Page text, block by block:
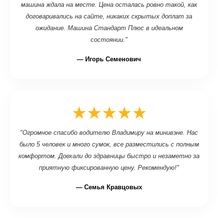
машина ждала на месте. Цена осталась ровно такой, как
договаривались на сайте, никаких скрытых доплат за
ожидание. Машина Стандарт Плюс в идеальном
состоянии."
— Игорь Семенович
★★★★★
"Огромное спасибо водителю Владимиру на минивэне. Нас
было 5 человек и много сумок, все разместились с полным
комфортом. Доехали до здравницы быстро и незаметно за
приятную фиксированную цену. Рекомендую!"
— Семья Кравцовых